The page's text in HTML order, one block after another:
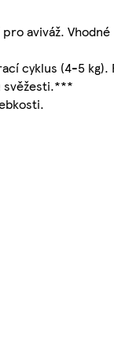
aviváž.
cyklus (4-5
svěžesti.***